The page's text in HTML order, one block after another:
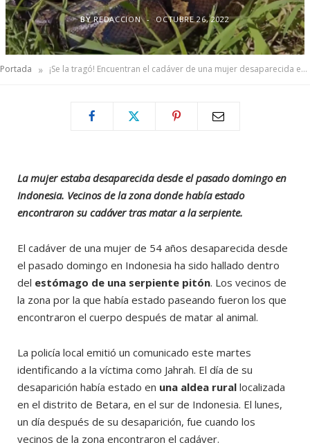
BY REDACCION OCTUBRE 26, 2022
Portada » ¡Se la tragó! Encuentran el cadáver de una mujer desaparecida en el estómago de una pitón
La mujer estaba desaparecida desde el pasado domingo en
Indonesia. Vecinos de la zona donde había estado
encontraron su cadáver tras matar a la serpiente.
El cadáver de una mujer de 54 años desaparecida desde
el pasado domingo en Indonesia ha sido hallado dentro
del estómago de una serpiente pitón. Los vecinos de
la zona por la que había estado paseando fueron los que
encontraron el cuerpo después de matar al animal.
La policía local emitió un comunicado este martes
identificando a la víctima como Jahrah. El día de su
desaparición había estado en una aldea rural localizada
en el distrito de Betara, en el sur de Indonesia. El lunes,
un día después de su desaparición, fue cuando los
vecinos de la zona encontraron el cadáver.